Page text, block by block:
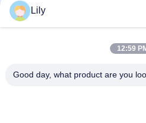
Sistema di sostituzione delle
di riavvio di 1,5 m/min, velocità
apparecchiature di scoppio di tubi
BL25 apparecchiatura per
Lily
12:59
Good day, what product are you